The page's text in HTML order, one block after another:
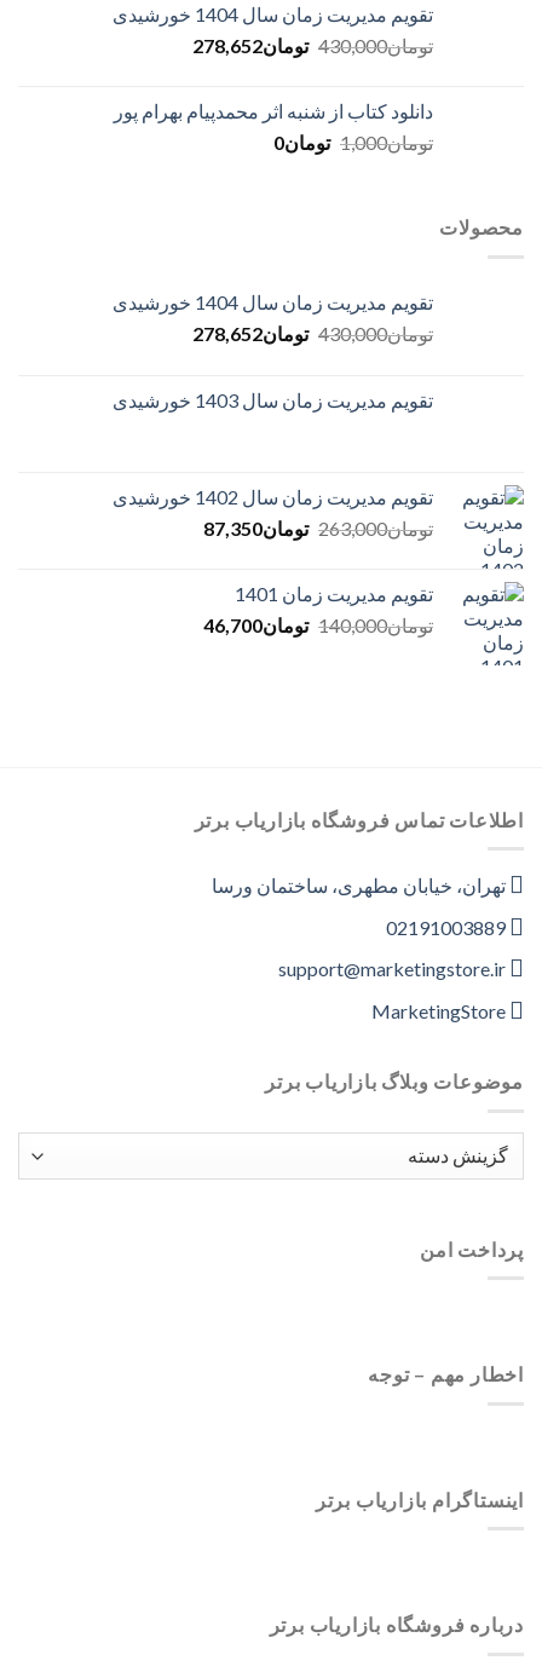
was:
تومان150,000.
is:
تومان25,000.
تقویم مدیریت زمان سال 1404 خورشیدی
تومان430,000
Original
تومان430,000.
تومان278,652
Current
تومان278,652.
دانلود کتاب از شنبه اثر محمدپیام بهرام پور
تومان1,000
Original
تومان0
Current
محصولات
تقویم مدیریت زمان سال 1404 خورشیدی
تومان430,000
Original
تومان430,000.
تومان278,652
Current
تومان278,652.
تقویم مدیریت زمان سال 1403 خورشیدی
تقویم مدیریت زمان سال 1402 خورشیدی
تومان263,000
Original
تومان263,000.
تومان87,350
Current
تقویم مدیریت زمان 1401
تومان140,000
Original
تومان46,700
Current
اطلاعات تماس فروشگاه بازاریاب برتر
تهران، خیابان مطهری، ساختمان ورسا
02191003889
موضوعات وبلاگ بازاریاب برتر
موضوعات
وبلاگ
پرداخت امن
اخطار مهم – توجه
اینستاگرام بازاریاب برتر
درباره فروشگاه بازاریاب برتر